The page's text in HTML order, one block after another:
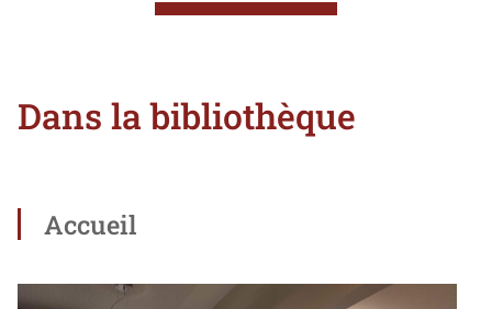
Dans la bibliothèque
Accueil